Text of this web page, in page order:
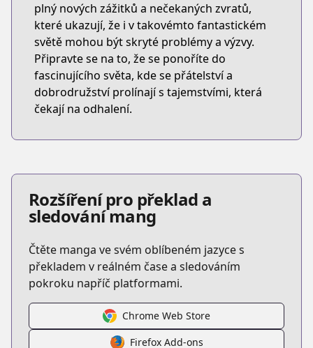
plný nových zážitků a nečekaných zvratů,
které ukazují, že i v takovémto fantastickém
světě mohou být skryté problémy a výzvy.
Připravte se na to, že se ponoříte do
fascinujícího světa, kde se přátelství a
dobrodružství prolínají s tajemstvími, která
čekají na odhalení.
Rozšíření pro překlad a
sledování mang
Čtěte manga ve svém oblíbeném jazyce s
překladem v reálném čase a sledováním
pokroku napříč platformami.
Chrome Web Store
Firefox Add-ons